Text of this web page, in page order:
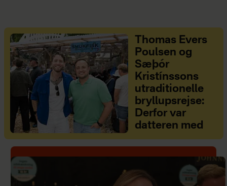
Thomas Evers
Poulsen og
Sæþór
Kristínssons
utraditionelle
bryllupsrejse:
Derfor var
datteren med